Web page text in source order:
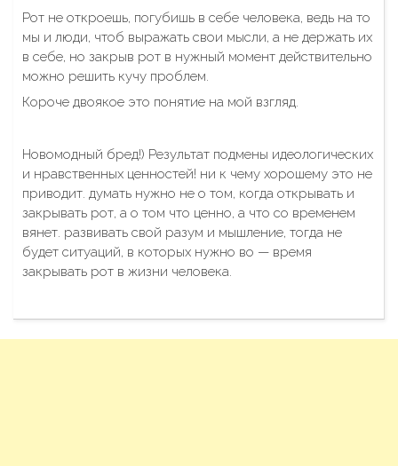
Рот не откроешь, погубишь в себе человека, ведь на то
мы и люди, чтоб выражать свои мысли, а не держать их
в себе, но закрыв рот в нужный момент действительно
можно решить кучу проблем.
Короче двоякое это понятие на мой взгляд.
Новомодный бред!) Результат подмены идеологических
и нравственных ценностей! ни к чему хорошему это не
приводит. думать нужно не о том, когда открывать и
закрывать рот, а о том что ценно, а что со временем
вянет. развивать свой разум и мышление, тогда не
будет ситуаций, в которых нужно во — время
закрывать рот в жизни человека.